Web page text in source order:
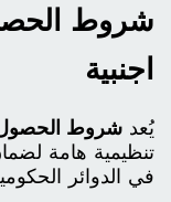
شروط
اجنبية
يُعد شروط الحصول
تنظيمية هامة
في الدوائر